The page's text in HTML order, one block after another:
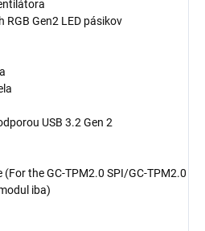
Gen2 LED pásikov
USB 3.2 Gen 2
the GC-TPM2.0 SPI/GC-TPM2.0
iba)